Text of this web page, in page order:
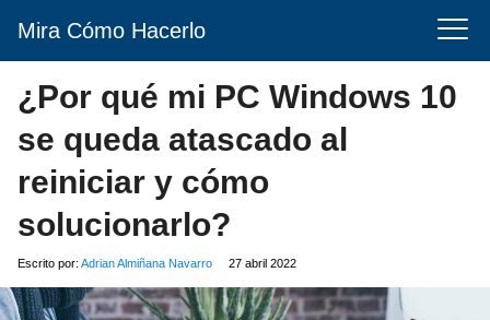
Mira Cómo Hacerlo
¿Por qué mi PC Windows 10
se queda atascado al
reiniciar y cómo
solucionarlo?
Escrito por: Adrian Almiñana Navarro 27 abril 2022